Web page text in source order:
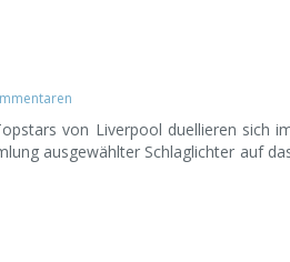
von Liverpool duellieren sich
ausgewählter Schlaglichter auf